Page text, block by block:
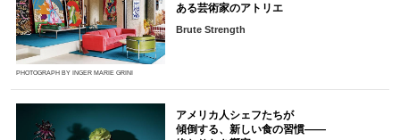
PHOTOGRAPH BY INGER MARIE GRINI
ある芸術家のアトリエ
Brute Strength
アメリカ人シェフたちが
傾倒する、新しい食の習慣――